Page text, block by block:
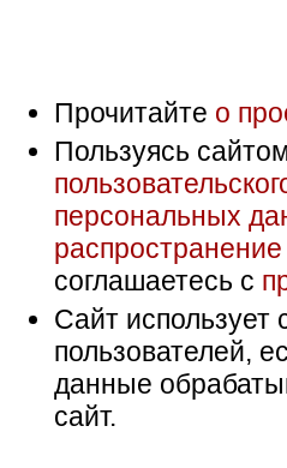
Прочитайте о
Пользуясь
персональных
соглашаетесь с
Сайт
пользователей,
данные
сайт.